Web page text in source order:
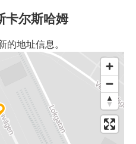
卡尔斯哈姆
的地址信息。